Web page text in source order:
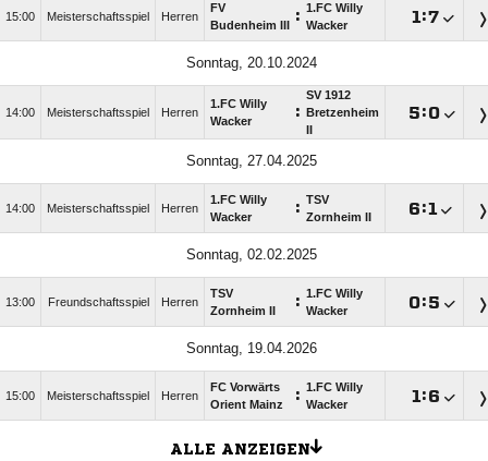
15:00 Meisterschaftsspiel Herren
FV
Budenheim III
: 1.FC Willy
Wacker
:
Sonntag, 20.10.2024
14:00 Meisterschaftsspiel Herren
1.FC Willy
Wacker
:
SV 1912
Bretzenheim
:
Sonntag, 27.04.2025
14:00 Meisterschaftsspiel Herren
1.FC Willy
Wacker
: TSV
Zornheim II
:
Sonntag, 02.02.2025
13:00 Freundschaftsspiel Herren
TSV
Zornheim II
: 1.FC Willy
Wacker
:
Sonntag, 19.04.2026
15:00 Meisterschaftsspiel Herren
FC Vorwärts
Orient Mainz
: 1.FC Willy
Wacker
:
ALLE ANZEIGEN